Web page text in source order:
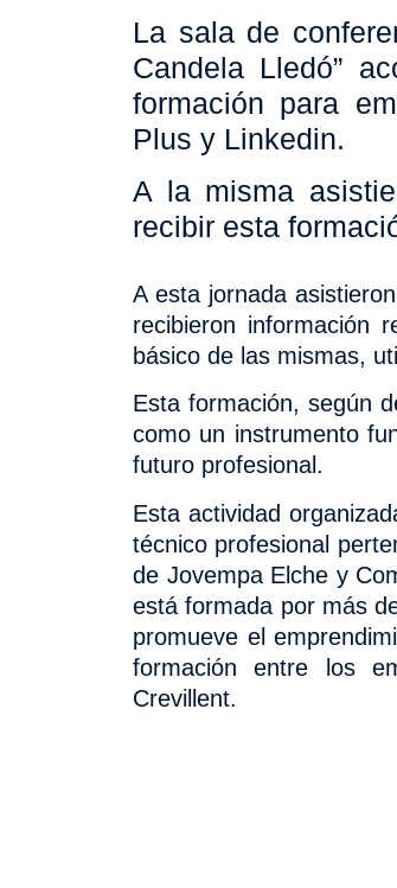
La sala de
Candela Lledó”
formación para
Plus y Linkedin.
A la misma
recibir esta
A esta jornada
recibieron información
básico de las mismas,
Esta formación, según
como un instrumento
futuro profesional.
Esta actividad
técnico profesional
de Jovempa Elche y
está formada por más
promueve el
formación entre los
Crevillent.